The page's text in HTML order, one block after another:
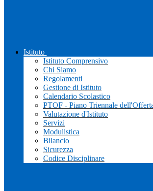
Istituto
Istituto Comprensivo
Chi Siamo
Regolamenti
Gestione di Istituto
Calendario Scolastico
PTOF - Piano Triennale
Valutazione d'Istituto
Servizi
Modulistica
Bilancio
Sicurezza
Codice Disciplinare